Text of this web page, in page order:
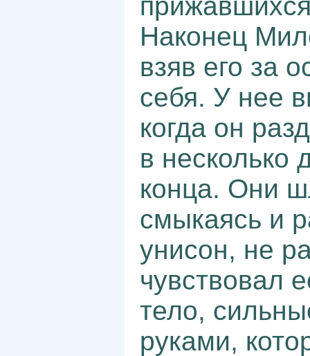
Наконец
взяв его за
себя. У нее
когда он
в несколько
конца. Они
смыкаясь и
унисон, не
чувствовал
тело,
руками,